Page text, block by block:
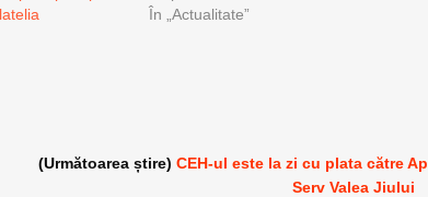
În „Actualitate”
(Următoarea știre)CEH-ul este la zi cu plata către
Serv Valea Jiului